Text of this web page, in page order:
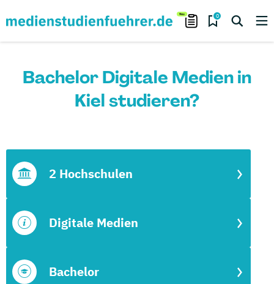
0
Bachelor Digitale Medien in
Kiel studieren?
Bachelor
Digitale Medien
2 Hochschulen